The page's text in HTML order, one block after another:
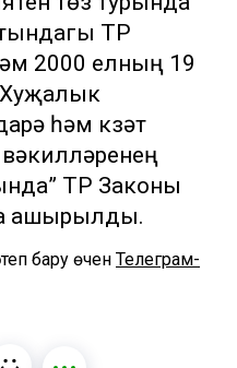
ТР
2000 елның 19
һәм күзәтү
вәкилләренең
ТР Законы
ашырылды.
бару өчен Телеграм-